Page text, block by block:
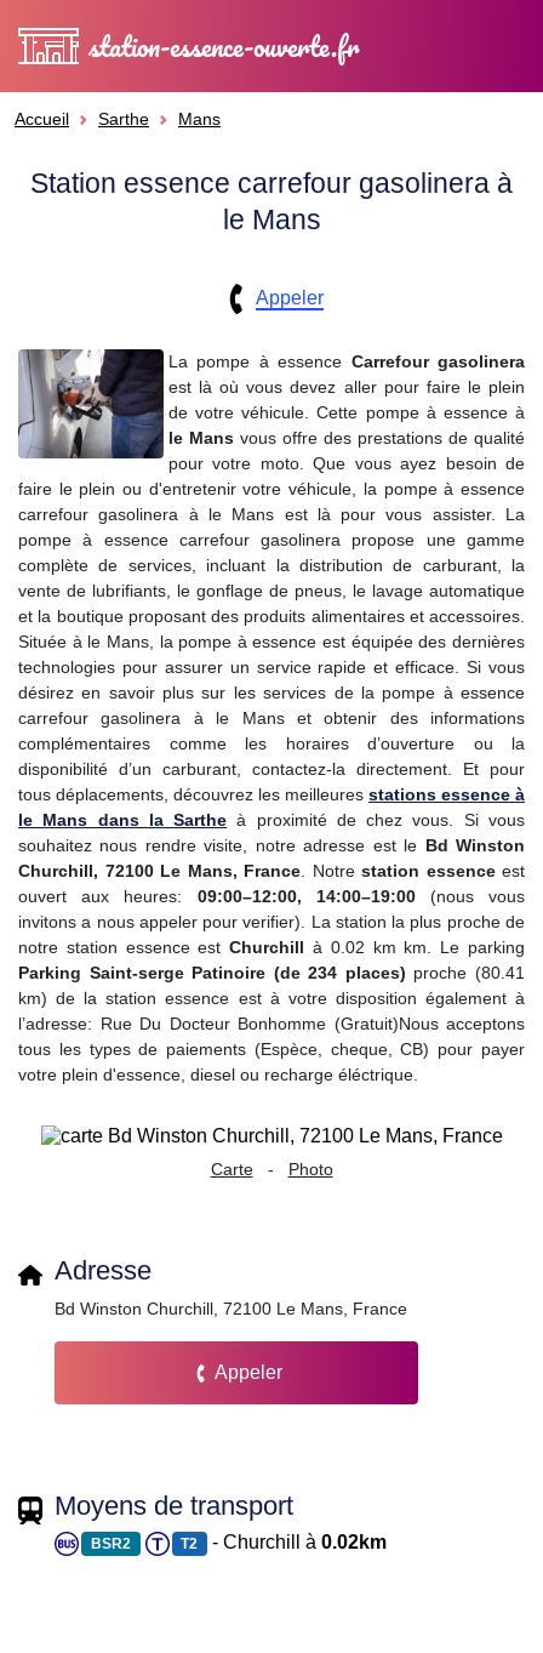
station-essence-ouverte.fr
Accueil Sarthe Mans
Station essence carrefour gasolinera à
le Mans
Appeler
La pompe à essence Carrefour gasolinera
est là où vous devez aller pour faire le plein
de votre véhicule. Cette pompe à essence à
le Mans vous offre des prestations de qualité
pour votre moto. Que vous ayez besoin de
faire le plein ou d'entretenir votre véhicule, la pompe à essence
carrefour gasolinera à le Mans est là pour vous assister. La
pompe à essence carrefour gasolinera propose une gamme
complète de services, incluant la distribution de carburant, la
vente de lubrifiants, le gonflage de pneus, le lavage automatique
et la boutique proposant des produits alimentaires et accessoires.
Située à le Mans, la pompe à essence est équipée des dernières
technologies pour assurer un service rapide et efficace. Si vous
désirez en savoir plus sur les services de la pompe à essence
carrefour gasolinera à le Mans et obtenir des informations
complémentaires comme les horaires d’ouverture ou la
disponibilité d’un carburant, contactez-la directement. Et pour
tous déplacements, découvrez les meilleures stations essence à
le Mans dans la Sarthe à proximité de chez vous. Si vous
souhaitez nous rendre visite, notre adresse est le Bd Winston
Churchill, 72100 Le Mans, France . Notre station essenceest
ouvert aux heures: 09:00–12:00, 14:00–19:00(nous vous
invitons a nous appeler pour verifier). La station la plus proche de
notre station essence estChurchill à 0.02 km km. Le parking
Parking Saint-serge Patinoire (de 234 places) proche (80.41
km) de la station essence est à votre disposition également à
l’adresse: Rue Du Docteur Bonhomme (Gratuit)Nous acceptons
tous les types de paiements (Espèce, cheque, CB) pour payer
votre plein d'essence, diesel ou recharge éléctrique.
Carte - Photo
Adresse
Bd Winston Churchill, 72100 Le Mans, France
Appeler
Moyens de transport
BSR2 T2 - Churchill à0.02km